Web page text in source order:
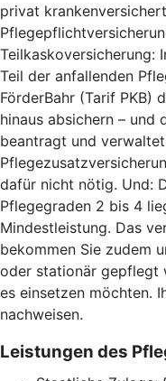
privat
Teilkaskoversicherung:
Teil der anfallenden
FörderBahr (Tarif PKB)
hinaus absichern – und
beantragt und
dafür nicht nötig. Und:
Pflegegraden 2 bis 4
Mindestleistung. Das
bekommen Sie zudem
oder stationär gepflegt
es einsetzen möchten.
nachweisen.
Leistungen des